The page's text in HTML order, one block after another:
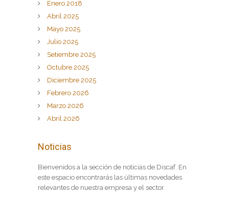
Enero 2018
Abril 2025
Mayo 2025
Julio 2025
Setiembre 2025
Octubre 2025
Diciembre 2025
Febrero 2026
Marzo 2026
Abril 2026
Noticias
Bienvenidos a la sección de noticias de Discaf. En
este espacio encontrarás las últimas novedades
relevantes de nuestra empresa y el sector.